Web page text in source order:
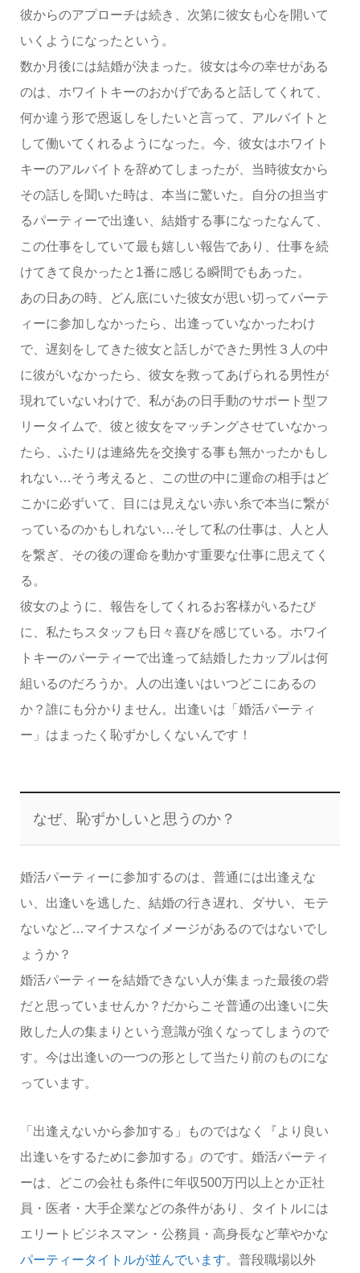
彼からのアプローチは続き、次第に彼女も心を開いて
いくようになったという。
数か月後には結婚が決まった。彼女は今の幸せがある
のは、ホワイトキーのおかげであると話してくれて、
何か違う形で恩返しをしたいと言って、アルバイトと
して働いてくれるようになった。今、彼女はホワイト
キーのアルバイトを辞めてしまったが、当時彼女から
その話しを聞いた時は、本当に驚いた。自分の担当す
るパーティーで出逢い、結婚する事になったなんて、
この仕事をしていて最も嬉しい報告であり、仕事を続
けてきて良かったと1番に感じる瞬間でもあった。
あの日あの時、どん底にいた彼女が思い切ってパーテ
ィーに参加しなかったら、出逢っていなかったわけ
で、遅刻をしてきた彼女と話しができた男性３人の中
に彼がいなかったら、彼女を救ってあげられる男性が
現れていないわけで、 私があの日手動のサポート型フ
リータイムで、彼と彼女をマッチングさせていなかっ
たら、ふたりは連絡先を交換する事も無かったかもし
れない…そう考えると、この世の中に運命の相手はど
こかに必ずいて、目には見えない赤い糸で本当に繋が
っているのかもしれない…そして私の仕事は、人と人
を繋ぎ、その後の運命を動かす重要な仕事に思えてく
る。
彼女のように、報告をしてくれるお客様がいるたび
に、私たちスタッフも日々喜びを感じている。ホワイ
トキーのパーティーで出逢って結婚したカップルは何
組いるのだろうか。人の出逢いはいつどこにあるの
か？誰にも分かりません。出逢いは「婚活パーティ
ー」はまったく恥ずかしくないんです！
なぜ、恥ずかしいと思うのか？
婚活パーティーに参加するのは、 普通には出逢えな
い、出逢いを逃した、結婚の行き遅れ、ダサい、モテ
ないなど…マイナスなイメージがあるのではないでし
ょうか？
婚活パーティーを結婚できない人が集まった最後の砦
だと思っていませんか？だからこそ普通の出逢いに失
敗した人の集まりという意識が強くなってしまうので
す。今は出逢いの一つの形として当たり前のものにな
っています。
「出逢えないから参加する」ものではなく『より良い
出逢いをするために参加する』のです。 婚活パーティ
ーは、どこの会社も条件に年収500万円以上とか正社
員・医者・大手企業などの条件があり、タイトルには
エリートビジネスマン・公務員・高身長など華やかな
パーティータイトルが並んでいます。普段職場以外